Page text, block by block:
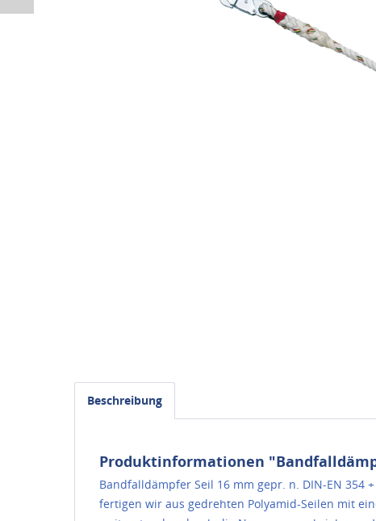
Beschreibung
Produktinformationen
Bandfalldämpfer Seil 16 mm gepr. n. DIN-EN
fertigen wir aus gedrehten Polyamid-Seilen mit